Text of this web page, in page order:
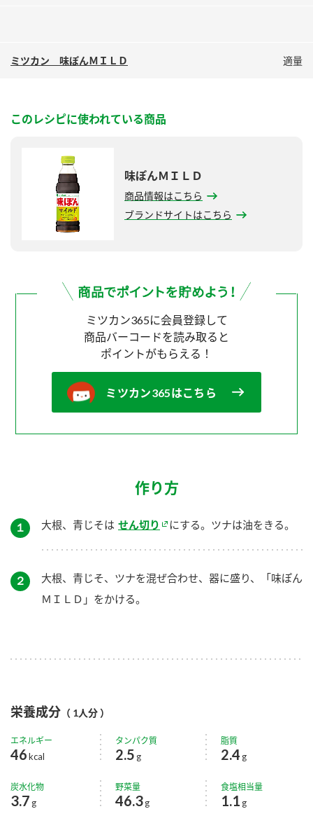
ミツカン 味ぽんＭＩＬＤ 適量
このレシピに使われている商品
味ぽんＭＩＬＤ
商品情報はこちら
ブランドサイトはこちら
ミツカン365に会員登録して
商品バーコードを読み取ると
ポイントがもらえる！
ミツカン365はこちら
作り方
１ 大根、青じそは せん切り にする。ツナは油をきる。
２
大根、青じそ、ツナを混ぜ合わせ、器に盛り、「味ぽん
ＭＩＬＤ」をかける。
栄養成分 （ 1人分 ）
エネルギー
46kcal
タンパク質
2.5 g
脂質
2.4 g
炭水化物
3.7 g
野菜量
46.3g
食塩相当量
1.1 g